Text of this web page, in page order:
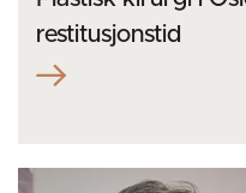
restitusjonstid